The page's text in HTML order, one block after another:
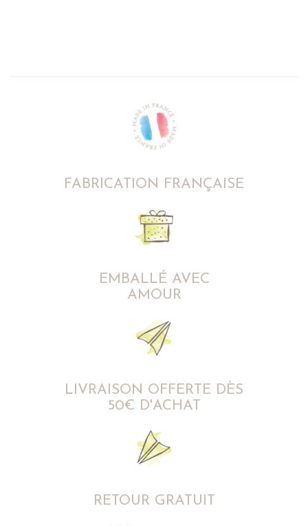
FABRICATION FRANÇAISE
EMBALLÉ AVEC
AMOUR
LIVRAISON OFFERTE DÈS
50€ D'ACHAT
RETOUR GRATUIT